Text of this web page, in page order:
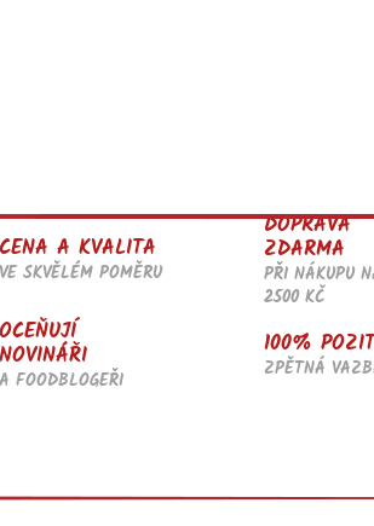
CENA A KVALITA
VE SKVĚLÉM POMĚRU
DOPRAVA
ZDARMA
PŘI NÁKUPU
2500 KČ
OCEŇUJÍ
NOVINÁŘI
A FOODBLOGEŘI
100%
ZPĚTNÁ